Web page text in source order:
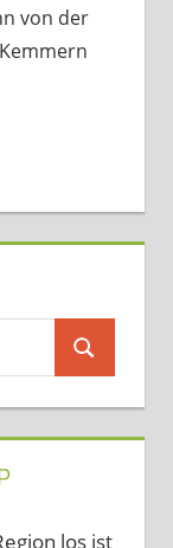
von der
Suchen
los ist